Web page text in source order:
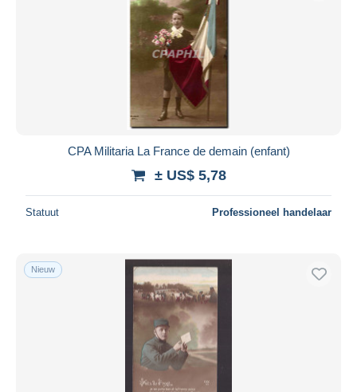
CPA Militaria La France de demain (enfant)
± US$ 5,78
Statuut Professioneel handelaar
Nieuw